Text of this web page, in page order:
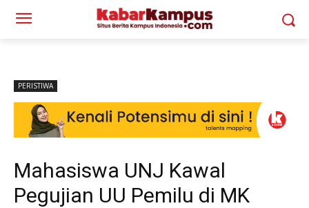
PERISTIWA
Mahasiswa UNJ Kawal
Pegujian UU Pemilu di MK